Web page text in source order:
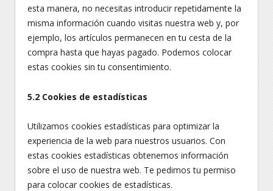
esta manera, no necesitas introducir repetidamente la
misma información cuando visitas nuestra web y, por
ejemplo, los artículos permanecen en tu cesta de la
compra hasta que hayas pagado. Podemos colocar
estas cookies sin tu consentimiento.
5.2 Cookies de estadísticas
Utilizamos cookies estadísticas para optimizar la
experiencia de la web para nuestros usuarios. Con
estas cookies estadísticas obtenemos información
sobre el uso de nuestra web. Te pedimos tu permiso
para colocar cookies de estadísticas.